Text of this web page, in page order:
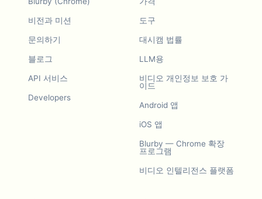
비전과 미션
문의하기
블로그
API 서비스
Developers
도구
대시캠 법률
LLM용
비디오 개인정보 보호 가
이드
Android 앱
iOS 앱
Blurby — Chrome 확장
프로그램
비디오 인텔리전스 플랫폼